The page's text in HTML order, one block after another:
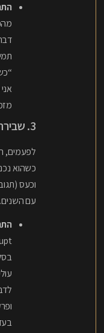
3. שבירת “עוגנים” של מריבה
לפעמים,
כשהוא
עם השנים.